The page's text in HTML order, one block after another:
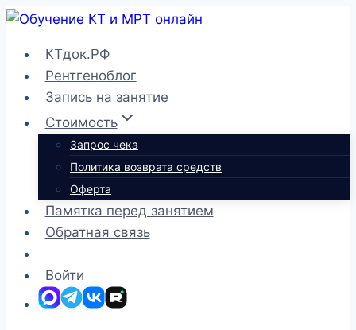
Перейти
содержимому
КТдок.РФ
Рентгеноблог
Запись на занятие
Стоимость
Запрос чека
Политика возврата средств
Оферта
Памятка перед занятием
Обратная связь
Войти
MAXTelegram
ВКонтакте
Rutube